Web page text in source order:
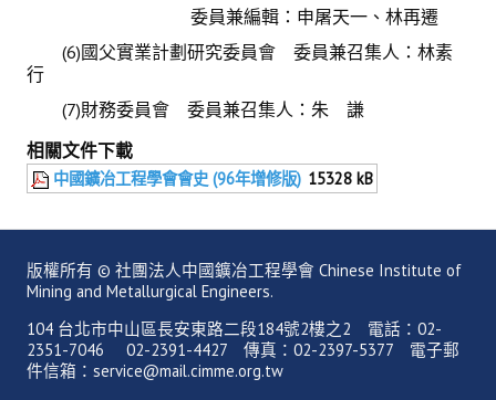
委員兼編輯：申屠天一、林再遷
(6)國父實業計劃研究委員會 委員兼召集人：林素
行
(7)財務委員會 委員兼召集人：朱 謙
相關文件下載
中國鑛冶工程學會會史 (96年增修版) 15328 kB
版權所有 © 社團法人中國鑛冶工程學會 Chinese Institute of
Mining and Metallurgical Engineers.
104 台北市中山區長安東路二段184號2樓之2 電話：02-
2351-7046 02-2391-4427 傳真：02-2397-5377 電子郵
件信箱：service@mail.cimme.org.tw